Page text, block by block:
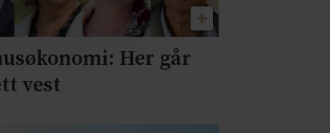
Her går
vest